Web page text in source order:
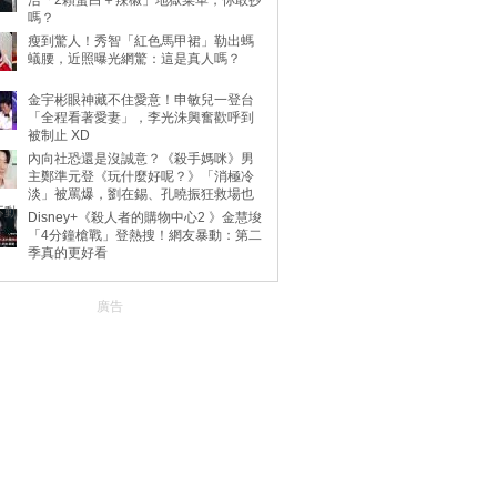
嗎？
瘦到驚人！秀智「紅色馬甲裙」勒出螞
蟻腰，近照曝光網驚：這是真人嗎？
金宇彬眼神藏不住愛意！申敏兒一登台
「全程看著愛妻」，李光洙興奮歡呼到
被制止 XD
內向社恐還是沒誠意？《殺手媽咪》男
主鄭準元登《玩什麼好呢？》「消極冷
淡」被罵爆，劉在錫、孔曉振狂救場也
動
Disney+《殺人者的購物中心2 》金慧埈
「4分鐘槍戰」登熱搜！網友暴動：第二
季真的更好看
廣告